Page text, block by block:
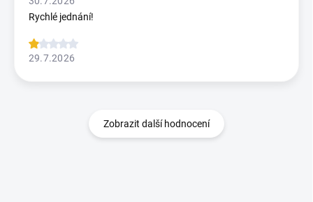
Rychlé jednání!
29.7.2026
Zobrazit další hodnocení